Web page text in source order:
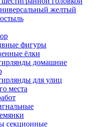
желтый
фигуры
ёлки
домашние
для улиц
места
секционные